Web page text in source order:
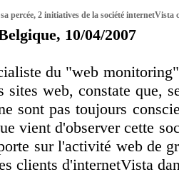
percée, 2 initiatives de la société
10/04/2007
du "web
sites web, constate que,
sont pas toujours
vient d'observer cette
sur l'activité web de
clients d'internetVista